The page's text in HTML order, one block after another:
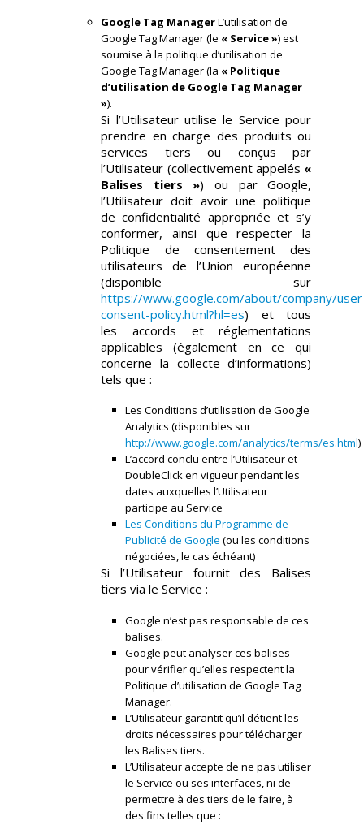
Google Tag ManagerL’utilisation de
Google Tag Manager (le « Service ») est
soumise à la politique d’utilisation de
Google Tag Manager (la « Politique
d’utilisation de Google Tag Manager
»).
Si l’Utilisateur utilise le Service pour
prendre en charge des produits ou
services tiers ou conçus par
l’Utilisateur (collectivement appelés «
Balises tiers ») ou par Google,
l’Utilisateur doit avoir une politique
de confidentialité appropriée et s’y
conformer, ainsi que respecter la
Politique de consentement des
utilisateurs de l’Union européenne
(disponible sur
https://www.google.com/about/company/
consent-policy.html?hl=es) et tous
les accords et réglementations
applicables (également en ce qui
concerne la collecte d’informations)
tels que :
Les Conditions d’utilisation de Google
Analytics (disponibles sur
http://www.google.com/analytics/terms/es.html)
L’accord conclu entre l’Utilisateur et
DoubleClick en vigueur pendant les
dates auxquelles l’Utilisateur
participe au Service
Les Conditions du Programme de
Publicité de Google (ou les conditions
négociées, le cas échéant)
Si l’Utilisateur fournit des Balises
tiers via le Service :
Google n’est pas responsable de ces
balises.
Google peut analyser ces balises
pour vérifier qu’elles respectent la
Politique d’utilisation de Google Tag
Manager.
L’Utilisateur garantit qu’il détient les
droits nécessaires pour télécharger
les Balises tiers.
L’Utilisateur accepte de ne pas utiliser
le Service ou ses interfaces, ni de
permettre à des tiers de le faire, à
des fins telles que :